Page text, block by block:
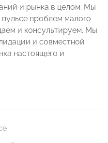
и рынка в целом. Мы
проблем малого
и консультируем. Мы
и совместной
настоящего и